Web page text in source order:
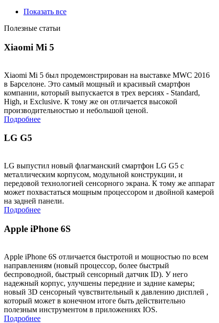
Показать все
Полезные статьи
Xiaomi Mi 5
Xiaomi Mi 5 был продемонстрирован на выставке MWC 2016
в Барселоне. Это самый мощный и красивый смартфон
компании, который выпускается в трех версиях - Standard,
High, и Exclusive. К тому же он отличается высокой
производительностью и небольшой ценой.
Подробнее
LG G5
LG выпустил новый флагманский смартфон LG G5 с
металлическим корпусом, модульной конструкции, и
передовой технологией сенсорного экрана. К тому же аппарат
может похвастаться мощным процессором и двойной камерой
на задней панели.
Подробнее
Apple iPhone 6S
Apple iPhone 6S отличается быстротой и мощностью по всем
направлениям (новый процессор, более быстрый
беспроводной, быстрый сенсорный датчик ID). У него
надежный корпус, улучшены передние и задние камеры;
новый 3D сенсорный чувствительный к давлению дисплей ,
который может в конечном итоге быть действительно
полезным инструментом в приложениях IOS.
Подробнее